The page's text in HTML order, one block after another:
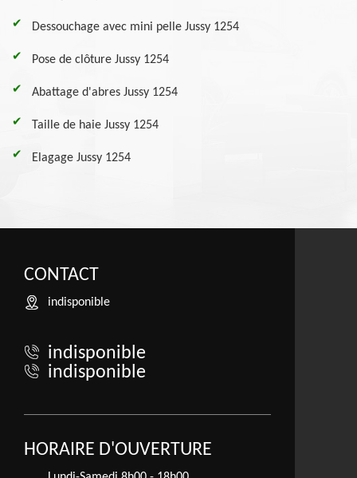
Dessouchage avec mini pelle Jussy 1254
Pose de clôture Jussy 1254
Abattage d'abres Jussy 1254
Taille de haie Jussy 1254
Elagage Jussy 1254
CONTACT
indisponible
indisponible
indisponible
HORAIRE D'OUVERTURE